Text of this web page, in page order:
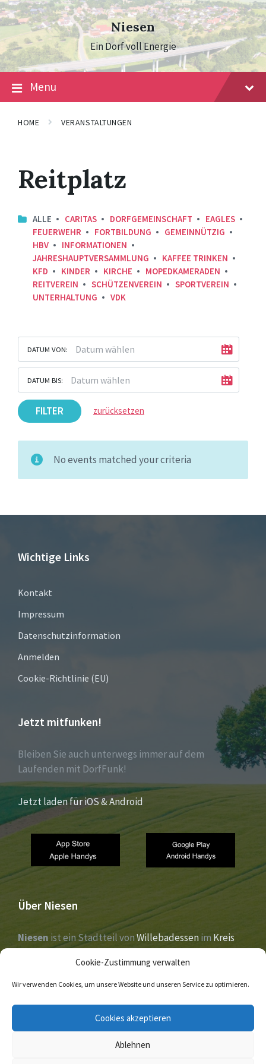
Cookie-Zustimmung verwalten
Wir verwenden Cookies, um unsere Website und unseren Service zu optimieren.
Cookies akzeptieren
Ablehnen
Skip
to
content
Skip
to
main
navigation
Skip
to
footer
Niesen
Ein Dorf voll Energie
Menu
HOME VERANSTALTUNGEN
Reitplatz
ALLE CARITAS DORFGEMEINSCHAFT
EAGLES
FEUERWEHR
FORTBILDUNG
GEMEINNÜTZIG
HBV
INFORMATIONEN
JAHRESHAUPTVERSAMMLUNG
KAFFEE TRINKEN
KFD
KINDER KIRCHE
MOPEDKAMERADEN
REITVEREIN
SCHÜTZENVEREIN
SPORTVEREIN
UNTERHALTUNG
VDK
DATUM VON:
DATUM BIS:
FILTER zurücksetzen
No events matched your criteria
Wichtige Links
Kontakt
Impressum
Datenschutzinformation
Anmelden
Cookie-Richtlinie (EU)
Jetzt mitfunken!
Bleiben Sie auch unterwegs immer auf dem
Laufenden mit DorfFunk!
Jetzt laden für iOS & Android
Über Niesen
Niesen ist ein Stadtteil vonWillebadessenim Kreis
Höxter,Nordrhein-Westfalen. Der Ort liegt im Tal der
und wurde 1273 erstmals urkundlich erwähnt.
Facebook Twitter